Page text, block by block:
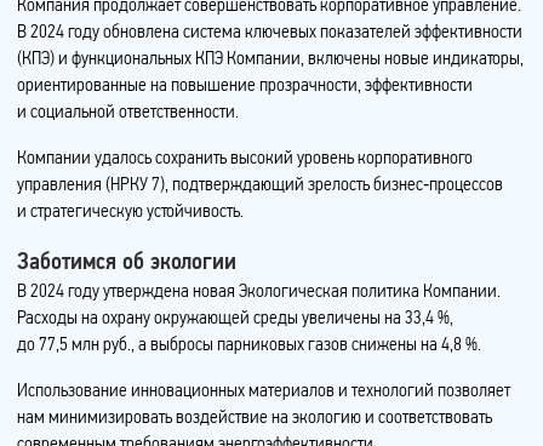
В 2024 году обновлена система ключевых показателей эффективности
(КПЭ) и функциональных КПЭ Компании, включены новые индикаторы,
ориентированные на повышение прозрачности, эффективности
и социальной ответственности.
Компании удалось сохранить высокий уровень корпоративного
управления (НРКУ 7), подтверждающий зрелость бизнес‑процессов
и стратегическую устойчивость.
Заботимся об экологии
В 2024 году утверждена новая Экологическая политика Компании.
Расходы на охрану окружающей среды увеличены на 33,4 %,
до 77,5 млн руб., а выбросы парниковых газов снижены на 4,8 %.
Использование инновационных материалов и технологий позволяет
нам минимизировать воздействие на экологию и соответствовать